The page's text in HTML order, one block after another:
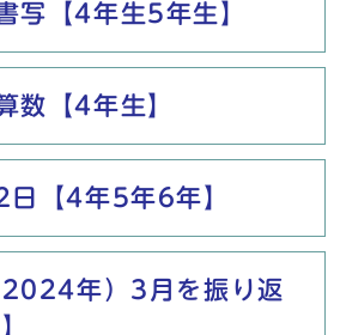
写【4年生5年生】
数【4年生】
【4年5年6年】
年）3月を振り返